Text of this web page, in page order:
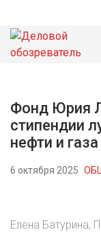
НОВОСТИ
Фонд Юрия
стипендии
нефти и
6 октября 2025
Елена Батурина,